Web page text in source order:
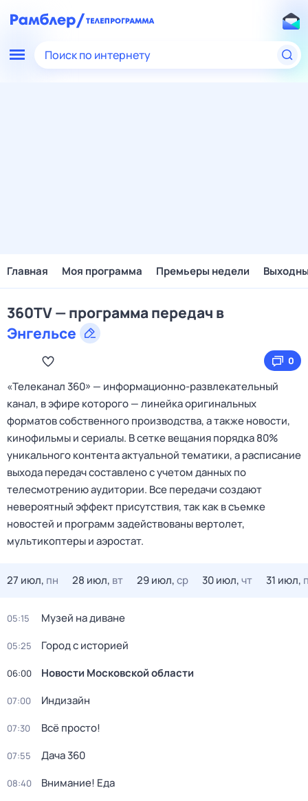
Поиск по интернету
Главная Моя программа Премьеры недели
360TV — программа передач в
Энгельсе
0
«Телеканал 360» — информационно‑развлекательный
канал, в эфире которого — линейка оригинальных
форматов собственного производства, а также новости,
кинофильмы и сериалы. В сетке вещания порядка 80%
уникального контента актуальной тематики, а расписание
выхода передач составлено с учетом данных по
телесмотрению аудитории. Все передачи создают
невероятный эффект присутствия, так как в съемке
новостей и программ задействованы вертолет,
мультикоптеры и аэростат.
27 июл, пн 28 июл, вт 29 июл,ср 30 июл,чт 31 июл,
05:15 Музей на диване
05:25 Город с историей
06:00 Новости Московской области
07:00 Индизайн
07:30 Всё просто!
07:55 Дача 360
08:40 Внимание! Еда